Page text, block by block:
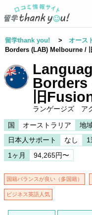
留学thank you! > オース
Borders (LAB) Melbourne /
Borders
旧
ランゲージズ ア
国 オーストラリア 地
日本人サポート
なし 1
1ヶ月
94,265円〜
国籍バランスが良い（多国籍）
ビジネス英語人気